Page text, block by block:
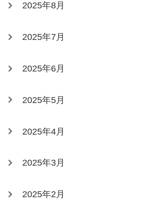
2025年8月
2025年7月
2025年6月
2025年5月
2025年4月
2025年3月
2025年2月